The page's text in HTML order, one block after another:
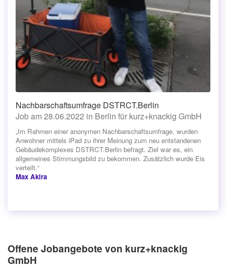
Nachbarschaftsumfrage DSTRCT.Berlin
Job am 28.06.2022 in Berlin für kurz+knackig GmbH
„Im Rahmen einer anonymen Nachbarschaftsumfrage, wurden
Anwohner mittels iPad zu ihrer Meinung zum neu entstandenen
Gebäudekomplexes DSTRCT.Berlin befragt. Ziel war es, ein
allgemeines Stimmungsbild zu bekommen. Zusätzlich wurde Eis
verteilt.“
Max Akira
Offene Jobangebote von kurz+knackig
GmbH